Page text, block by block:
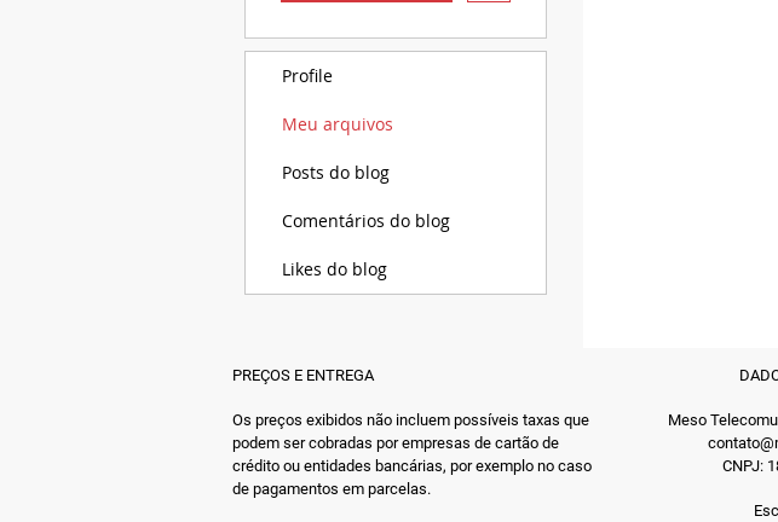
Profile
Meu arquivos
Posts do blog
Comentários do blog
Likes do blog
PREÇOS E ENTREGA
Os preços exibidos não incluem possíveis taxas que
podem ser cobradas por empresas de cartão de
crédito ou entidades bancárias, por exemplo no caso
de pagamentos em parcelas.
Meso
CNPJ: